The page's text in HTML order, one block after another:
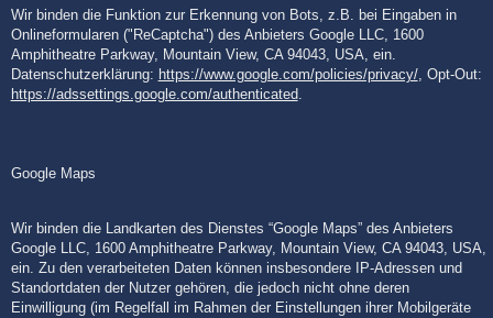
Wir binden die Funktion zur Erkennung von Bots, z.B. bei Eingaben in
Onlineformularen ("ReCaptcha") des Anbieters Google LLC, 1600
Amphitheatre Parkway, Mountain View, CA 94043, USA, ein.
Datenschutzerklärung: https://www.google.com/policies/privacy/, Opt-Out:
https://adssettings.google.com/authenticated.
Google Maps
Wir binden die Landkarten des Dienstes “Google Maps” des Anbieters
Google LLC, 1600 Amphitheatre Parkway, Mountain View, CA 94043, USA,
ein. Zu den verarbeiteten Daten können insbesondere IP-Adressen und
Standortdaten der Nutzer gehören, die jedoch nicht ohne deren
Einwilligung (im Regelfall im Rahmen der Einstellungen ihrer Mobilgeräte